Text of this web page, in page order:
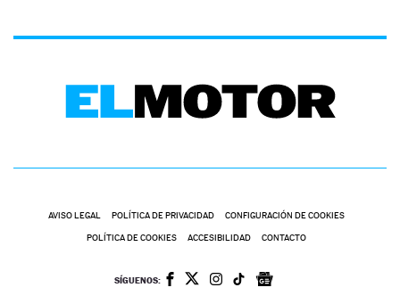
AVISO LEGAL POLÍTICA DE PRIVACIDAD CONFIGURACIÓN DE COOKIES
POLÍTICA DE COOKIES ACCESIBILIDAD CONTACTO
SÍGUENOS: